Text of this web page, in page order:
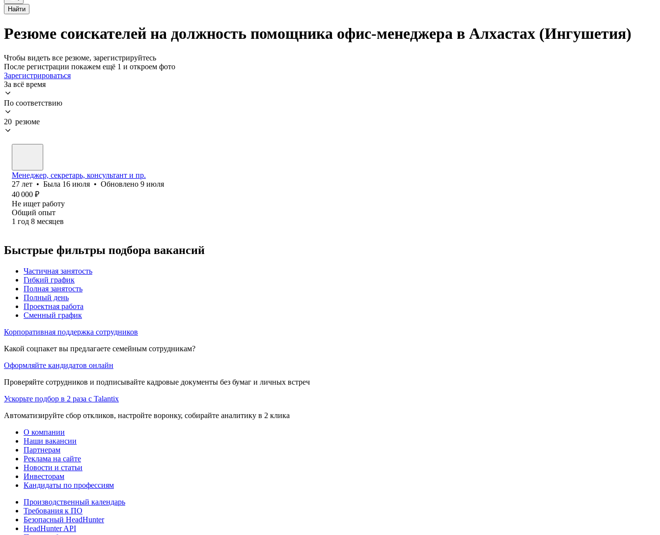
Найти
Резюме соискателей на должность помощника офис-менеджера в Алхастах (Ингушетия)
Чтобы видеть все резюме, зарегистрируйтесь
После регистрации покажем ещё 1 и откроем фото
Зарегистрироваться
За всё время
По соответствию
20 резюме
Менеджер, секретарь, консультант и пр.
27 лет • Была 16 июля • Обновлено 9 июля
40 000 ₽
Не ищет работу
Общий опыт
1 год 8 месяцев
Быстрые фильтры подбора вакансий
Частичная занятость
Гибкий график
Полная занятость
Полный день
Проектная работа
Сменный график
Корпоративная поддержка сотрудников
Какой соцпакет вы предлагаете семейным сотрудникам?
Оформляйте кандидатов онлайн
Проверяйте сотрудников и подписывайте кадровые документы без бумаг и личных встреч
Ускорьте подбор в 2 раза с Talantix
Автоматизируйте сбор откликов, настройте воронку, собирайте аналитику в 2 клика
О компании
Наши вакансии
Партнерам
Реклама на сайте
Новости и статьи
Инвесторам
Кандидаты по профессиям
Производственный календарь
Требования к ПО
Безопасный HeadHunter
HeadHunter API